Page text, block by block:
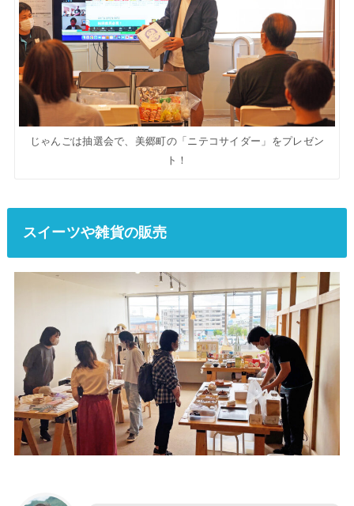
じゃんごは抽選会で、美郷町の「ニテコサイダー」をプレゼン
ト！
スイーツや雑貨の販売